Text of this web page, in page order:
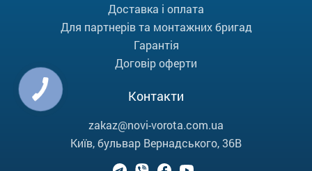
Доставка і оплата
Для партнерів та монтажних бригад
Гарантія
Договір оферти
Контакти
zakaz@novi-vorota.com.ua
Київ, бульвар Вернадського, 36В